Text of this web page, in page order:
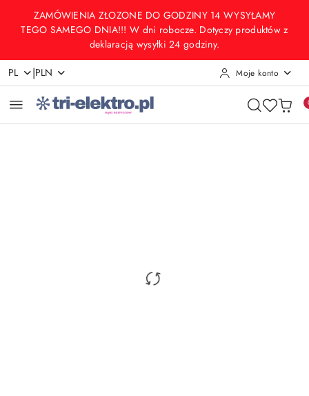
Przejdź do treści głównej
Przejdź do wyszukiwarki
Przejdź do moje konto
Przejdź do menu głównego
Przejdź do opisu produktu
Przejdź do stopki
ZAMÓWIENIA ZŁOZONE DO GODZINY 14 WYSYŁAMY
TEGO SAMEGO DNIA!!! W dni robocze. Dotyczy produktów z
deklaracją wysyłki 24 godziny.
PL |PLN Moje konto